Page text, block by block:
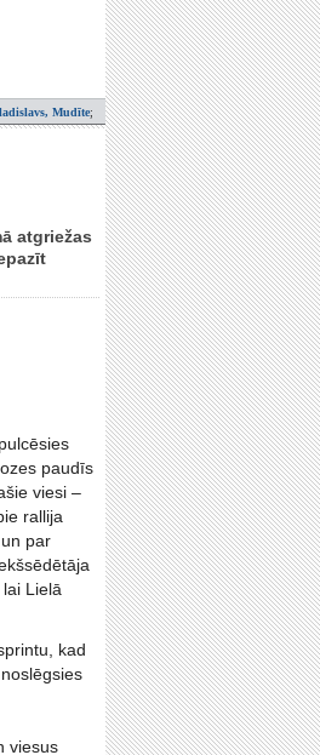
Mudīte;
atgriežas
paudīs
viesi –
rallija
par
Lielā
kad
viesus